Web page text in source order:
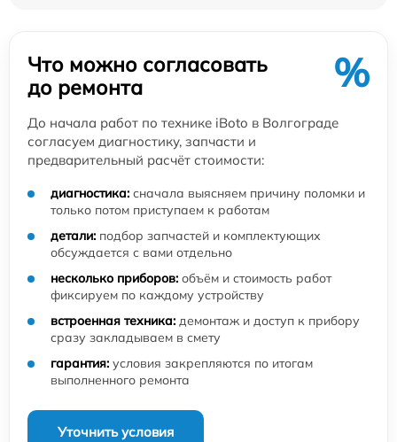
Что можно согласовать
до ремонта
%
До начала работ по технике iBoto в Волгограде
согласуем диагностику, запчасти и
предварительный расчёт стоимости:
диагностика: сначала выясняем причину поломки и
только потом приступаем к работам
детали: подбор запчастей и комплектующих
обсуждается с вами отдельно
несколько приборов: объём и стоимость работ
фиксируем по каждому устройству
встроенная техника: демонтаж и доступ к прибору
сразу закладываем в смету
гарантия: условия закрепляются по итогам
выполненного ремонта
Уточнить условия